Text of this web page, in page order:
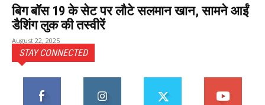
बिग बॉस 19 के सेट पर लौटे सलमान खान, सामने आईं
डैशिंग लुक की तस्वीरें
August 22, 2025
STAY CONNECTED